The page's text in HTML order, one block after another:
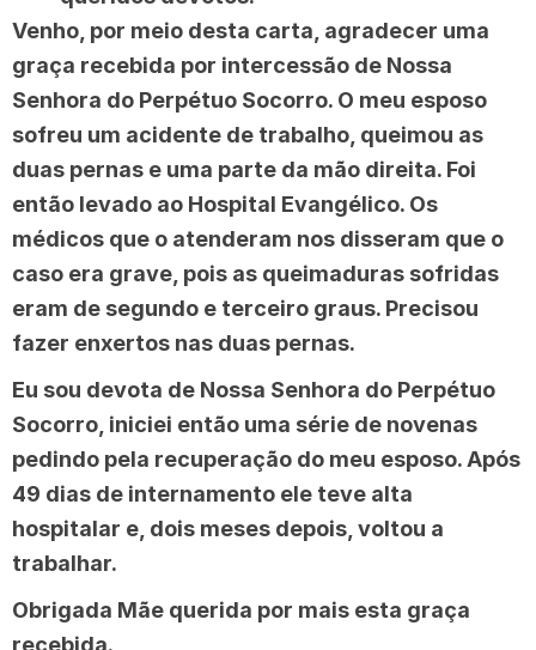
Venho, por meio desta carta, agradecer uma
graça recebida por intercessão de Nossa
Senhora do Perpétuo Socorro. O meu esposo
sofreu um acidente de trabalho, queimou as
duas pernas e uma parte da mão direita. Foi
então levado ao Hospital Evangélico. Os
médicos que o atenderam nos disseram que o
caso era grave, pois as queimaduras sofridas
eram de segundo e terceiro graus. Precisou
fazer enxertos nas duas pernas.
Eu sou devota de Nossa Senhora do Perpétuo
Socorro, iniciei então uma série de novenas
pedindo pela recuperação do meu esposo. Após
49 dias de internamento ele teve alta
hospitalar e, dois meses depois, voltou a
trabalhar.
Obrigada Mãe querida por mais esta graça
recebida.